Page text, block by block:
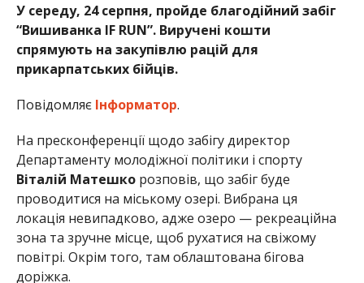
У середу, 24 серпня, пройде благодійний забіг
“Вишиванка IF RUN”. Виручені кошти
спрямують на закупівлю рацій для
прикарпатських бійців.
Повідомляє Інформатор.
На пресконференції щодо забігу директор
Департаменту молодіжної політики і спорту
Віталій Матешкорозповів, що забіг буде
проводитися на міському озері. Вибрана ця
локація невипадково, адже озеро — рекреаційна
зона та зручне місце, щоб рухатися на свіжому
повітрі. Окрім того, там облаштована бігова
доріжка.